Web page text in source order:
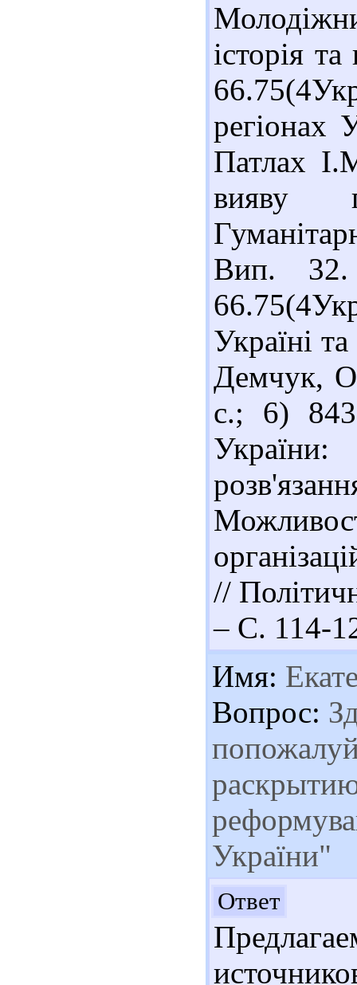
історія
Патлах
вияву
Вип.
Україні
Демчук,
с.; 6)
//
– С. 114-
Имя:
Вопрос:
України"
Ответ